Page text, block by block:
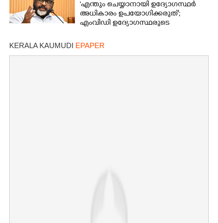
'എന്തും ചെയ്യാനായി ഉദ്യോഗസ്ഥർ
അധികാരം ഉപയോഗിക്കരുത്';
എംവിഡി ഉദ്യോഗസ്ഥരുടെ
KERALA KAUMUDI EPAPER